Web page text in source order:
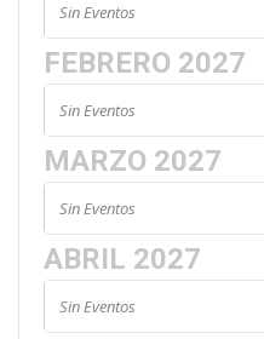
Sin Eventos
FEBRERO 2027
Sin Eventos
MARZO 2027
Sin Eventos
ABRIL 2027
Sin Eventos